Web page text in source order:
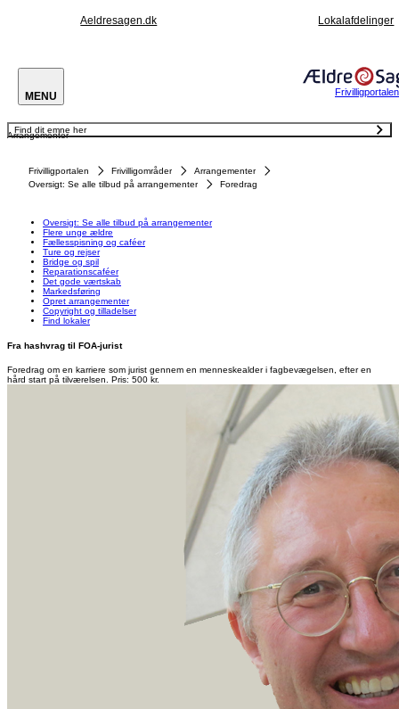
Aeldresagen.dk Lokalafdelinger
MENU Frivilligportalen
Arrangementer
Find dit emne her
Oversigt: Se alle tilbud på arrangementer
Ture og rejser
Bridge og spil
Reparationscaféer
Opret arrangementer
Copyright og tilladelser
Find lokaler
Frivilligportalen Frivilligområder
Arrangementer
Oversigt: Se alle tilbud på arrangementer
Foredrag
Oversigt: Se alle tilbud på arrangementer
Flere unge ældre
Fællesspisning og caféer
Ture og rejser
Bridge og spil
Reparationscaféer
Det gode værtskab
Markedsføring
Opret arrangementer
Copyright og tilladelser
Find lokaler
Fra hashvrag til FOA-jurist
Foredrag om en karriere som jurist gennem en menneskealder i fagbevægelsen, efter en
hård start på tilværelsen. Pris: 500 kr.